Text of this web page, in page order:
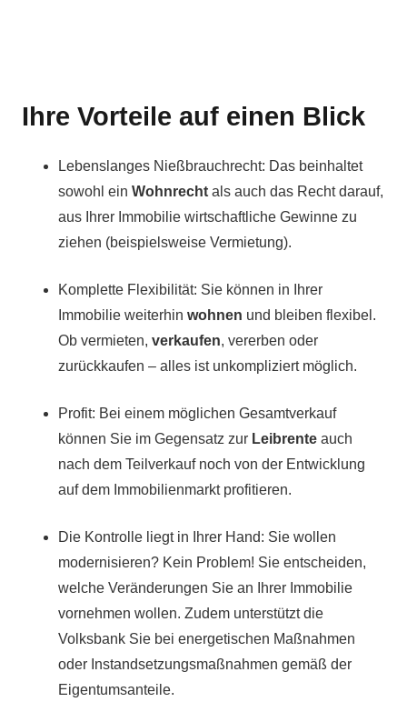
Ihre Vorteile auf einen Blick
Lebenslanges Nießbrauchrecht: Das beinhaltet
sowohl ein Wohnrecht als auch das Recht darauf,
aus Ihrer Immobilie wirtschaftliche Gewinne zu
ziehen (beispielsweise Vermietung).
Komplette Flexibilität: Sie können in Ihrer
Immobilie weiterhin wohnen und bleiben flexibel.
Ob vermieten, verkaufen, vererben oder
zurückkaufen – alles ist unkompliziert möglich.
Profit: Bei einem möglichen Gesamtverkauf
können Sie im Gegensatz zur Leibrente auch
nach dem Teilverkauf noch von der Entwicklung
auf dem Immobilienmarkt profitieren.
Die Kontrolle liegt in Ihrer Hand: Sie wollen
modernisieren? Kein Problem! Sie entscheiden,
welche Veränderungen Sie an Ihrer Immobilie
vornehmen wollen. Zudem unterstützt die
Volksbank Sie bei energetischen Maßnahmen
oder Instandsetzungsmaßnahmen gemäß der
Eigentumsanteile.